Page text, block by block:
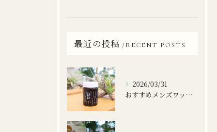
最近の投稿 RECENT POSTS
2026/03/31
おすすめメンズワックス！